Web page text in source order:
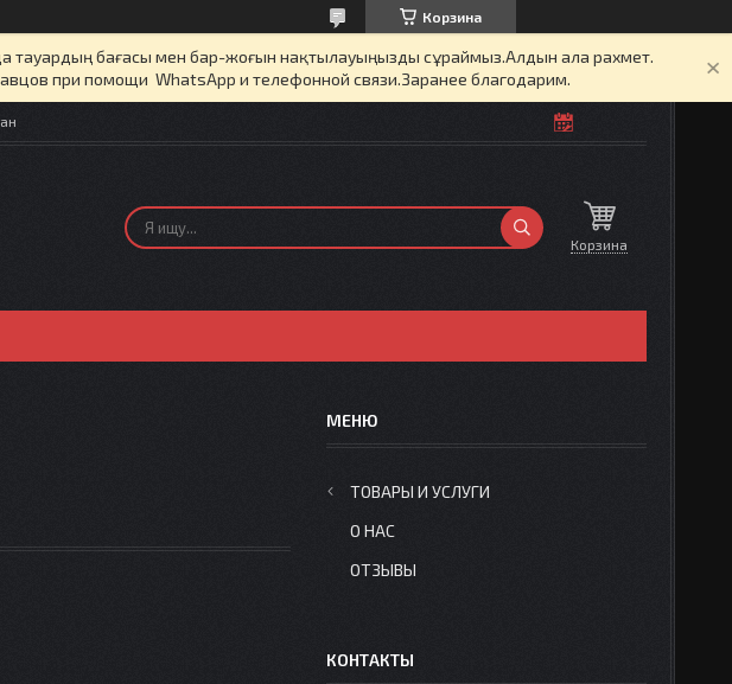
Корзина
тауардың бағасы мен бар-жоғын нақтылауыңызды сұраймыз.Алдын ала рахмет.
при помощи WhatsApp и телефонной связи.Заранее благодарим.
Корзина
ТОВАРЫ И УСЛУГИ
О НАС
ОТЗЫВЫ
КОНТАКТЫ